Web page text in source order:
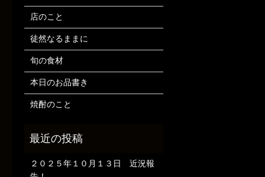
店のこと
徒然なるままに
旬の食材
本日のお品書き
焼酎のこと
２０２５年１０月１３日 近況報